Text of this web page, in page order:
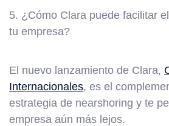
5. ¿Cómo Clara puede facilitar
tu empresa?
El nuevo lanzamiento de Clara,
Internacionales, es el
estrategia de nearshoring y te
empresa aún más lejos.